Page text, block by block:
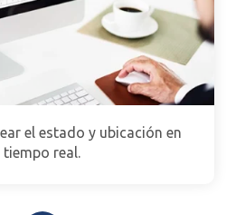
el estado y ubicación en
tiempo real.